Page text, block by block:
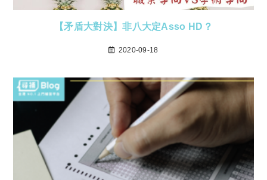
【矛盾大對決】非八大定Asso HD？
2020-09-18